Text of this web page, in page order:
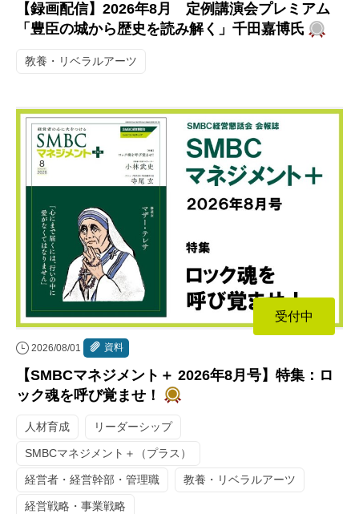
運営会社【録画配信】2026年8月 定例講演会プレミアム
「豊臣の城から歴史を読み解く」千田嘉博氏
教養・リベラルアーツ
受付中
2026/08/01 資料
【SMBCマネジメント＋ 2026年8月号】特集：ロ
ック魂を呼び覚ませ！
人材育成 リーダーシップ
SMBCマネジメント＋（プラス）
経営者・経営幹部・管理職 教養・リベラルアーツ
経営戦略・事業戦略